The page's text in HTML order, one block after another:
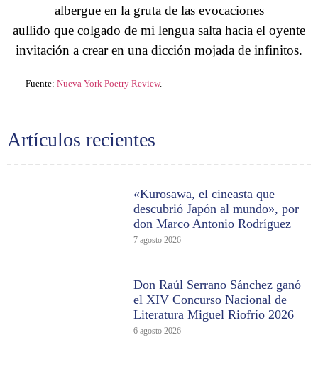
Artículos recientes
«Kurosawa, el cineasta que
descubrió Japón al mundo», por
don Marco Antonio Rodríguez
7 agosto 2026
Don Raúl Serrano Sánchez ganó
el XIV Concurso Nacional de
Literatura Miguel Riofrío 2026
6 agosto 2026
albergue en la gruta de las evocaciones
aullido que colgado de mi lengua salta hacia el oyente
invitación a crear en una dicción mojada de infinitos.
Fuente: Nueva York Poetry Review.